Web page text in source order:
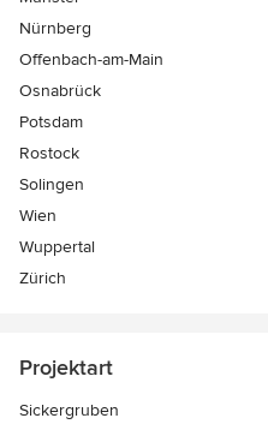
Nürnberg
Offenbach-am-Main
Osnabrück
Potsdam
Rostock
Solingen
Wien
Wuppertal
Zürich
Projektart
Sickergruben